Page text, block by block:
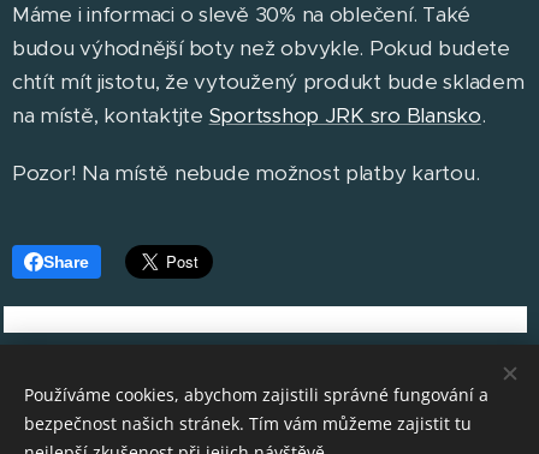
Máme i informaci o slevě 30% na oblečení. Také
budou výhodnější boty než obvykle. Pokud budete
chtít mít jistotu, že vytoužený produkt bude skladem
na místě, kontaktjte Sportsshop JRK sro Blansko.
Pozor! Na místě nebude možnost platby kartou.
Share
Používáme cookies, abychom zajistili správné fungování a
bezpečnost našich stránek. Tím vám můžeme zajistit tu